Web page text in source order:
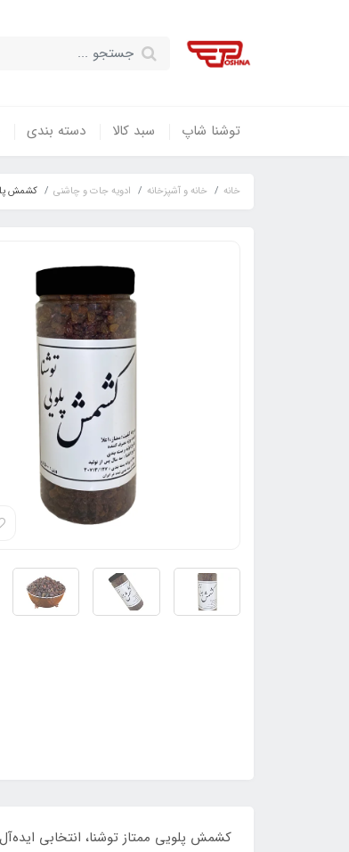
توشنا شاپ سبد کالا دسته بندی
خانه خانه و آشپزخانه ادویه جات و چاشنی کشمش